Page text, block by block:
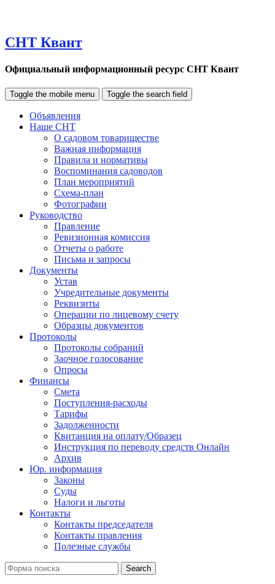
СНТ Квант
Официальный информационный ресурс СНТ Квант
Toggle the mobile menu Toggle the search field
Объявления
Наше СНТ
О садовом товариществе
Важная информация
Правила и нормативы
Воспоминания садоводов
План мероприятий
Схема-план
Фотографии
Руководство
Правление
Ревизионная комиссия
Отчеты о работе
Письма и запросы
Документы
Устав
Учредительные документы
Реквизиты
Операции по лицевому счету
Образцы документов
Протоколы
Протоколы собраний
Заочное голосование
Опросы
Финансы
Смета
Поступления-расходы
Тарифы
Задолженности
Квитанция на оплату/Образец
Инструкция по переводу средств Онлайн
Архив
Юр. информация
Законы
Суды
Налоги и льготы
Контакты
Контакты председателя
Контакты правления
Полезные службы
Search